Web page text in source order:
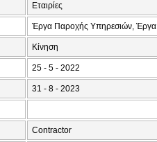
Εταιρίες
Έργα Παροχής Υπηρεσιών,
Κίνηση
25 - 5 - 2022
31 - 8 - 2023
Contractor